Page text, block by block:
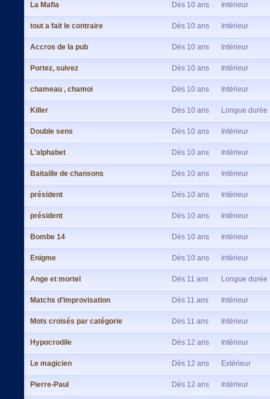
La Mafia Dès 10 ans Intérieur
tout a fait le contraire Dès 10 ans Intérieur
Accros de la pub Dès 10 ans Intérieur
Portez, suivez Dès 10 ans Intérieur
chameau , chamoi Dès 10 ans Intérieur
Killer Dès 10 ans Longue durée
Double sens Dès 10 ans Intérieur
L'alphabet Dès 10 ans Intérieur
Baitaille de chansons Dès 10 ans Intérieur
président Dès 10 ans Intérieur
président Dès 10 ans Intérieur
Bombe 14 Dès 10 ans Intérieur
Enigme Dès 10 ans Intérieur
Ange et mortel Dès 11 ans Longue durée
Matchs d’improvisation Dès 11 ans Intérieur
Mots croisés par catégorie Dès 11 ans Intérieur
Hypocrodile Dès 12 ans Intérieur
Le magicien Dès 12 ans Extérieur
Pierre-Paul Dès 12 ans Intérieur